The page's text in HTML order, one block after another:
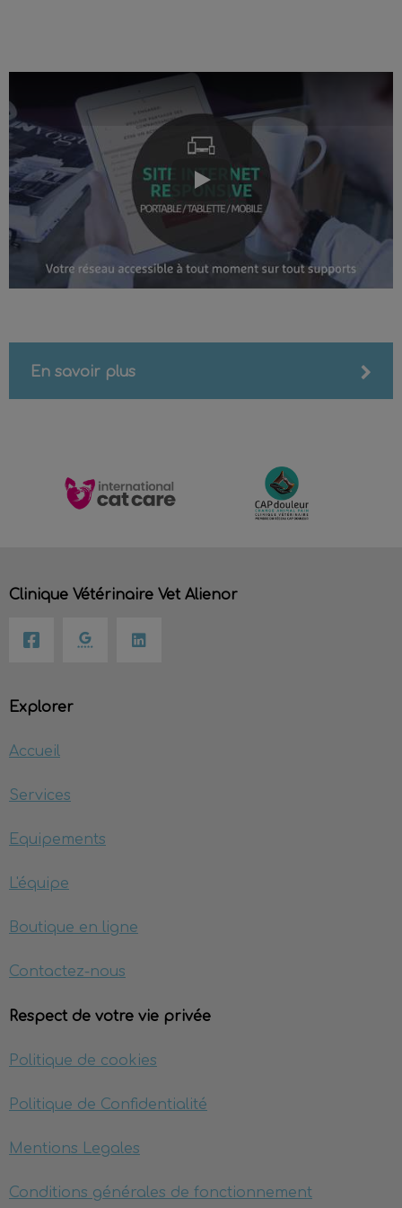
Play
En savoir plus
Explorer
Accueil
Services
Equipements
L'équipe
Boutique en ligne
Contactez-nous
Respect de votre vie privée
Politique de cookies
Politique de Confidentialité
Mentions Legales
Conditions générales de fonctionnement
Clinique Vétérinaire Vet Alienor